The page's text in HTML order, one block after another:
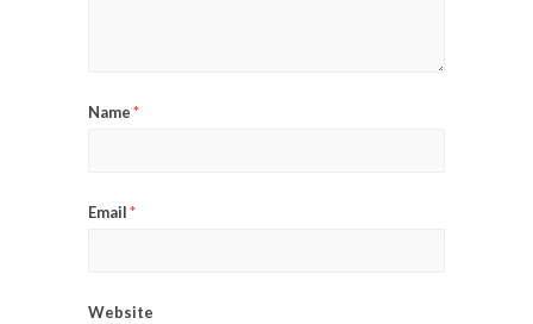
Name*
Email*
Website